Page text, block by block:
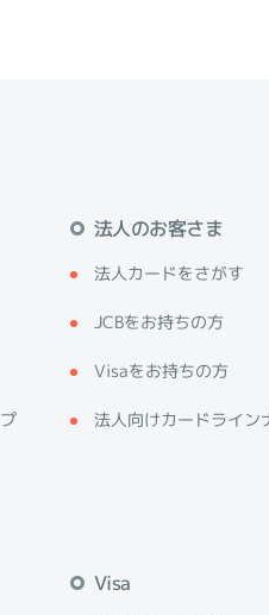
法人のお客さま
法人カードをさがす
JCBをお持ちの方
Visaをお持ちの方
法人向けカードライン
Visa